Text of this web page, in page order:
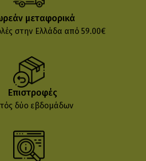
μεταφορικά
στην Ελλάδα από 59.00€
Επιστροφές
δύο εβδομάδων